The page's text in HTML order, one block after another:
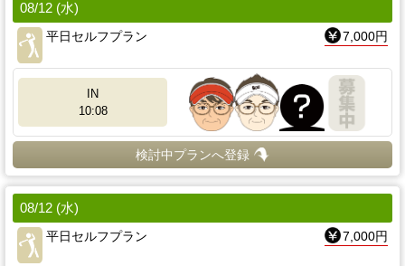
08/12 (水)
平日セルフプラン
7,000円
IN
10:08
検討中プランへ登録
08/12 (水)
平日セルフプラン
7,000円